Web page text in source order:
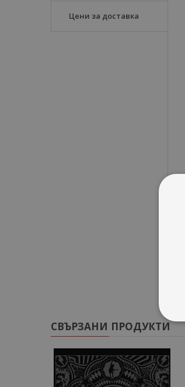
Цени за доставка
СВЪРЗАНИ ПРОДУКТИ